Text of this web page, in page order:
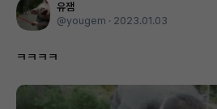
유잼
@yougem · 2023.01.03
ㅋㅋㅋㅋ